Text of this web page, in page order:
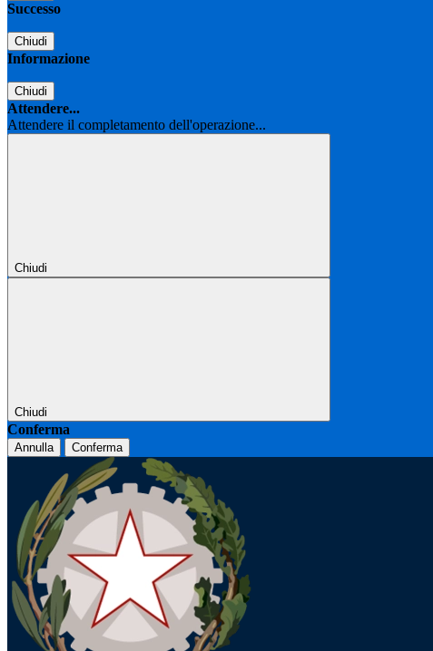
Successo
Chiudi
Informazione
Chiudi
Attendere...
Attendere il completamento dell'operazione...
Chiudi
Chiudi
Conferma
Annulla Conferma